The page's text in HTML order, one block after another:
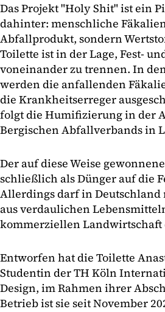
Das Projekt "Holy Shit" ist ein
dahinter: menschliche
Abfallprodukt, sondern
Toilette ist in der Lage, Fest-
voneinander zu trennen. In
werden die anfallenden
die Krankheitserreger
folgt die Humifizierung in der
Bergischen Abfallverbands in
Der auf diese Weise
schließlich als Dünger auf die
Allerdings darf in Deutschland
aus verdaulichen
kommerziellen Landwirtschaft
Entworfen hat die Toilette
Studentin der TH Köln
Design, im Rahmen ihrer
Betrieb ist sie seit November